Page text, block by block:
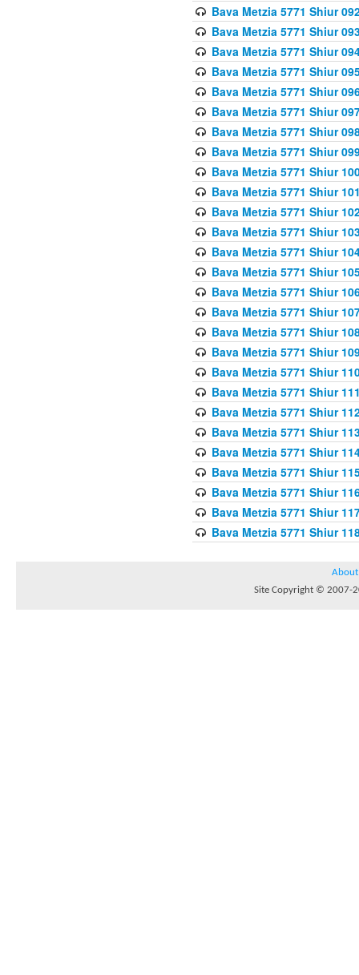
Bava Metzia 5771 Shiur
Bava Metzia 5771 Shiur
Bava Metzia 5771 Shiur
Bava Metzia 5771 Shiur
Bava Metzia 5771 Shiur
Bava Metzia 5771 Shiur
Bava Metzia 5771 Shiur
Bava Metzia 5771 Shiur
Bava Metzia 5771 Shiur
Bava Metzia 5771 Shiur
Bava Metzia 5771 Shiur
Bava Metzia 5771 Shiur
Bava Metzia 5771 Shiur
Bava Metzia 5771 Shiur
Bava Metzia 5771 Shiur
Bava Metzia 5771 Shiur
Bava Metzia 5771 Shiur
Bava Metzia 5771 Shiur
Bava Metzia 5771 Shiur
Bava Metzia 5771 Shiur
Bava Metzia 5771 Shiur
Bava Metzia 5771 Shiur
Bava Metzia 5771 Shiur
Bava Metzia 5771 Shiur
Bava Metzia 5771 Shiur
Bava Metzia 5771 Shiur
Bava Metzia 5771 Shiur
About
Site Copyright © 2007-